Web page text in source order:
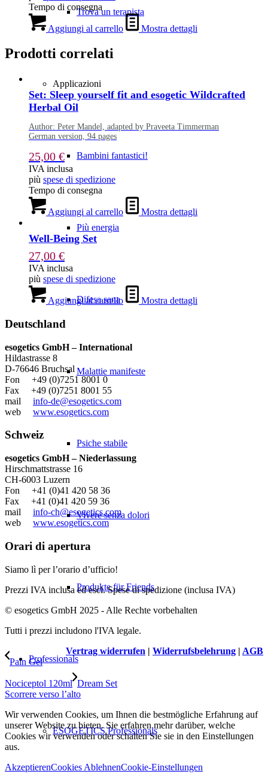
Trova un terapista
Applicazioni
Bambini fantastici!
Più energia
Difesa sana
Malattie manifeste
Psiche stabile
Vivere senza dolori
Produkte für Friends
Professionals
ESOGETICS Professionals
Tempo di consegna
Aggiungi al carrello Mostra dettagli
Prodotti correlati
Set: Sleep yourself fit and esogetic Wildcrafted
Herbal Oil
Author: Peter Mandel, adapted by Praveeta Timmerman
German version, 94 pages
25,00 €
IVA inclusa
più spese di spedizione
Tempo di consegna
Aggiungi al carrello Mostra dettagli
Well-Being Set
27,00 €
IVA inclusa
più spese di spedizione
Aggiungi al carrello Mostra dettagli
Deutschland
esogetics GmbH – International
Hildastrasse 8
D-76646 Bruchsal
Fon +49 (0)7251 8001 0
Fax +49 (0)7251 8001 55
mail info-de@esogetics.com
web www.esogetics.com
Schweiz
esogetics GmbH – Niederlassung
Hirschmattstrasse 16
CH-6003 Luzern
Fon +41 (0)41 420 58 36
Fax +41 (0)41 420 59 36
mail info-ch@esogetics.com
web www.esogetics.com
Orari di apertura
Siamo lì per l’orario d’ufficio!
Prezzi IVA inclusa ed escl. Spese di spedizione (inclusa IVA)
© esogetics GmbH 2025 - Alle Rechte vorbehalten
Tutti i prezzi includono l'IVA legale.
Vertrag widerrufen | Widerrufsbelehrung | AGB
Pain Gel
Nociceptol 120ml Dream Set
Scorrere verso l’alto
Wir verwenden Cookies, um Ihnen die bestmögliche Erfahrung auf
unserer Website zu bieten. Sie erfahren mehr darüber, welche
Cookies wir verwenden oder schalten Sie sie in den Einstellungen
aus.
AkzeptierenCookies AblehnenCookie-Einstellungen